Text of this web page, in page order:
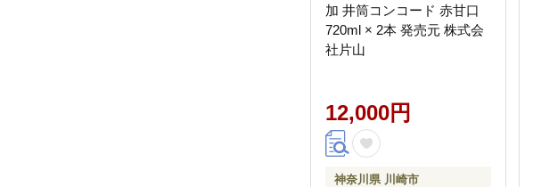
加 井筒コンコード 赤甘口
720ml × 2本 発売元 株式会
社片山
12,000円
神奈川県 川崎市